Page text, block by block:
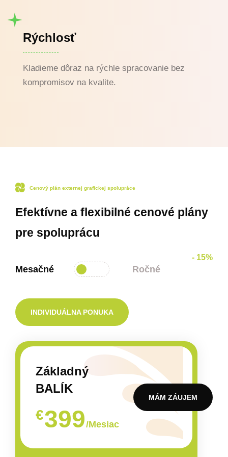
Rýchlosť
Kladieme dôraz na rýchle spracovanie bez
kompromisov na kvalite.
Cenový plán externej grafickej spolupráce
Efektívne a flexibilné cenové plány
pre spoluprácu
- 15%
Mesačné Ročné
INDIVIDUÁLNA PONUKA
Základný
BALÍK
€
399/Mesiac
MÁM ZÁUJEM